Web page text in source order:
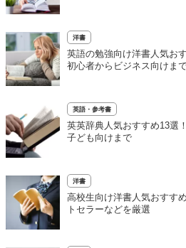
洋書
英語の勉強向け洋書人気お
初心者からビジネス向けま
英語・参考書
英英辞典人気おすすめ13選
子ども向けまで
洋書
高校生向け洋書人気おすす
トセラーなどを厳選